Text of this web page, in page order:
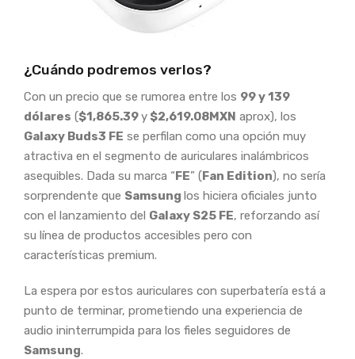
¿Cuándo podremos verlos?
Con un precio que se rumorea entre los 99 y 139
dólares ($1,865.39y$2,619.08MXN aprox), los
Galaxy Buds3 FE se perfilan como una opción muy
atractiva en el segmento de auriculares inalámbricos
asequibles. Dada su marca “FE” (Fan Edition), no sería
sorprendente que Samsung los hiciera oficiales junto
con el lanzamiento del Galaxy S25 FE, reforzando así
su línea de productos accesibles pero con
características premium.
La espera por estos auriculares con superbatería está a
punto de terminar, prometiendo una experiencia de
audio ininterrumpida para los fieles seguidores de
Samsung.